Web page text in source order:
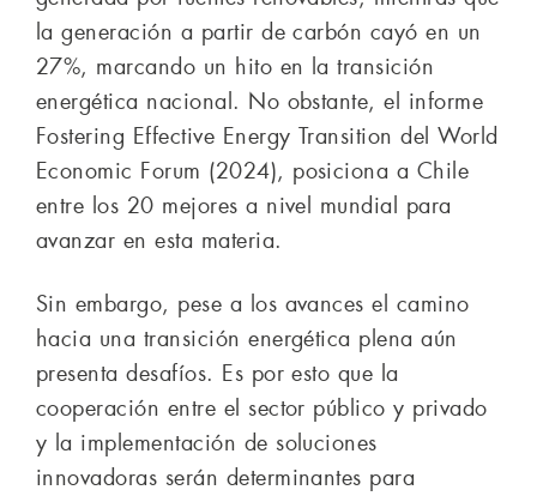
la generación a partir de carbón cayó en un
27%, marcando un hito en la transición
energética nacional. No obstante, el informe
Fostering Effective Energy Transition del World
Economic Forum (2024), posiciona a Chile
entre los 20 mejores a nivel mundial para
avanzar en esta materia.
Sin embargo, pese a los avances el camino
hacia una transición energética plena aún
presenta desafíos. Es por esto que la
cooperación entre el sector público y privado
y la implementación de soluciones
innovadoras serán determinantes para